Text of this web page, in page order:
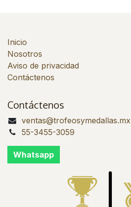
Inicio
Nosotros
Aviso de privacidad
Contáctenos
Contáctenos
ventas@trofeosymedallas.mx
55-3455-3059
Whatsapp